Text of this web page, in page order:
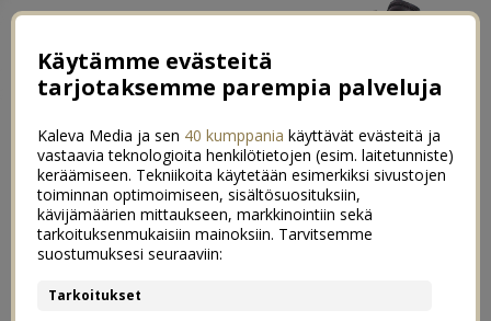
←Pääsiäisen uunilohi & paahdettu parsa
Terassi pikkuhiljaa kesäkuntoon→
6-vuotiaan merirosvosynttärit
Käytämme evästeitä
tarjotaksemme parempia palveluja
Kaleva Media ja sen 40 kumppania käyttävät evästeitä ja
vastaavia teknologioita henkilötietojen (esim. laitetunniste)
keräämiseen. Tekniikoita käytetään esimerkiksi sivustojen
toiminnan optimoimiseen, sisältösuosituksiin,
kävijämäärien mittaukseen, markkinointiin sekä
tarkoituksenmukaisiin mainoksiin. Tarvitsemme
suostumuksesi seuraaviin:
Tarkoitukset